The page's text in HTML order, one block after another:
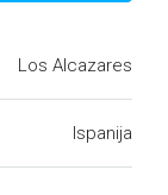
Los Alcazares
Ispanija